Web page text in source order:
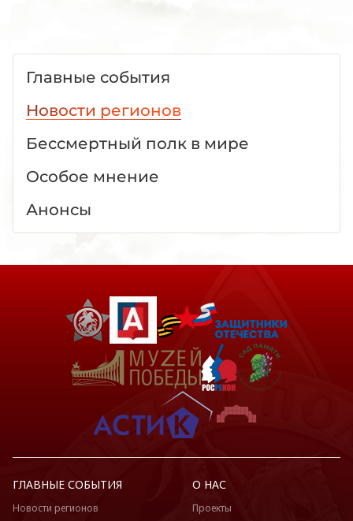
Главные события
Новости регионов
Бессмертный полк в мире
Особое мнение
Анонсы
ГЛАВНЫЕ СОБЫТИЯ
Новости регионов
О НАС
Проекты